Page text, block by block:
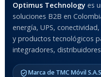
Optimus Technology es
soluciones B2B en
energía, UPS,
y productos tecnológicos
integradores,
Marca de TMC Móvil